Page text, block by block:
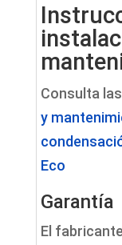
Consulta las
y
Eco
Garantía
El